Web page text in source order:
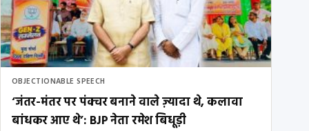
OBJECTIONABLE SPEECH
‘जंतर-मंतर पर पंक्चर बनाने वाले ज़्यादा थे, कलावा
बांधकर आए थे’: BJP नेता रमेश बिधूड़ी